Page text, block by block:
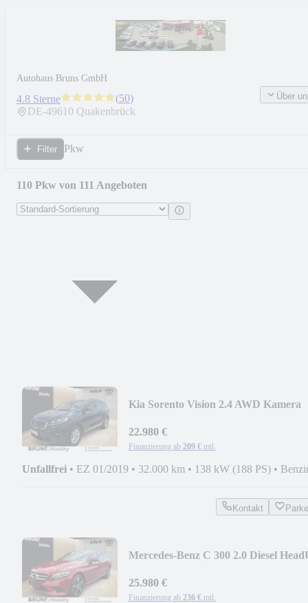
Autohaus Bruns GmbH
4.8 Sterne (50)
DE-49610 Quakenbrück
Über
Filter Pkw
110 Pkw von 111 Angeboten
Kia Sorento Vision 2.4 AWD Kamera
22.980 €
Finanzierung ab 209 € mtl.
Unfallfrei • EZ 01/2019 • 32.000 km • 138 kW (188 PS) •
Kontakt
Mercedes-Benz C 300 2.0 Diesel
25.980 €
Finanzierung ab 236 € mtl.